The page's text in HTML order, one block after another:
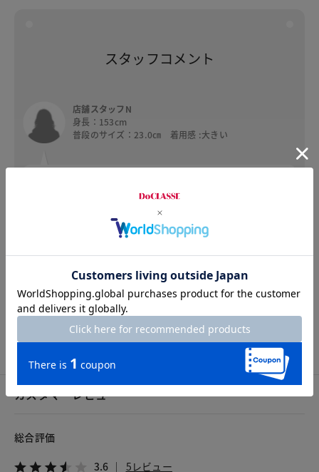
スタッフコメント
店舗スタッフN
身長：153cm
普段のサイズ：23.0㎝ 着用感 :大きい
クロスのデザインになっているので足の形に沿い
やすく、革も柔らかく足なじみも抜群です。つま
先がほとんど出ず、踵は完全に隠れているためロ
※個人差がございますので、参考としてご覧ください。
カスタマーレビュー
総合評価
3.6 5レビュー